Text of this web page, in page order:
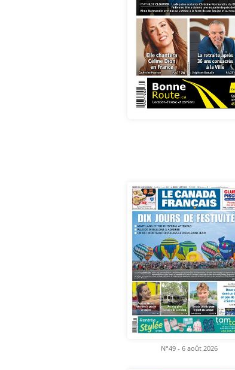
N°49 - 6 août 2026